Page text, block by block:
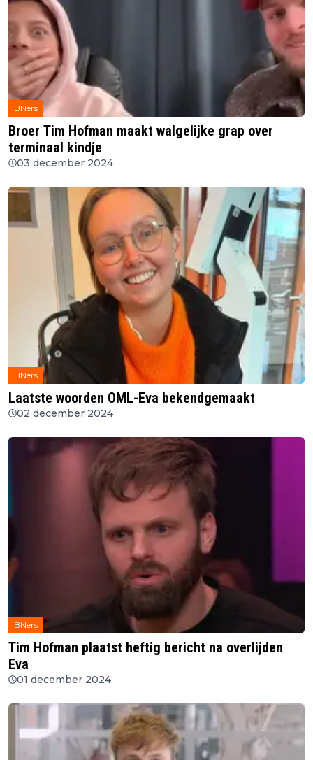
BNers
Broer Tim Hofman maakt walgelijke grap over
terminaal kindje
03 december 2024
BNers
Laatste woorden OML-Eva bekendgemaakt
02 december 2024
BNers
Tim Hofman plaatst heftig bericht na overlijden
Eva
01 december 2024